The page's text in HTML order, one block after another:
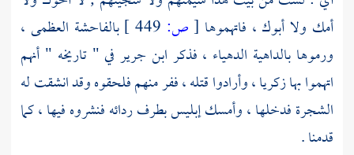
أمك ولا أبوك ، فاتهموها [ص:
بالفاحشة العظمى ،
ورموها بالداهية الدهياء ، فذكر ابن جرير في " تاريخه " أنهم
اتهموا بهازكريا ،وأرادوا قتله ، ففر منهم فلحقوه وقد انشقت له
الشجرة فدخلها ، وأمسك إبليس بطرف ردائه فنشروه فيها ، كما
قدمنا .